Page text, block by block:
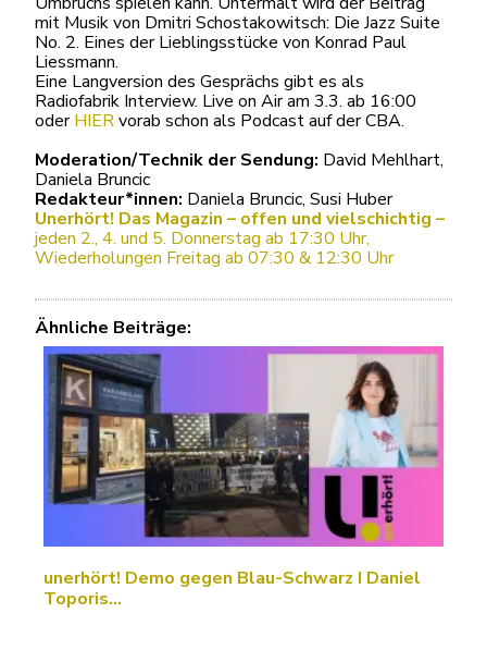
mit Musik von Dmitri Schostakowitsch: Die Jazz Suite
No. 2. Eines der Lieblingsstücke von Konrad Paul
Liessmann.
Eine Langversion des Gesprächs gibt es als
Radiofabrik Interview. Live on Air am 3.3. ab 16:00
oderHIERvorab schon als Podcast auf der CBA.
Moderation/Technik der Sendung: David Mehlhart,
Daniela Bruncic
Redakteur*innen: Daniela Bruncic, Susi Huber
Unerhört! Das Magazin – offen und vielschichtig –
jeden 2., 4. und 5. Donnerstag ab 17:30 Uhr,
Wiederholungen Freitag ab 07:30 & 12:30 Uhr
Ähnliche Beiträge:
unerhört! Demo gegen Blau-Schwarz I Daniel
Toporis…